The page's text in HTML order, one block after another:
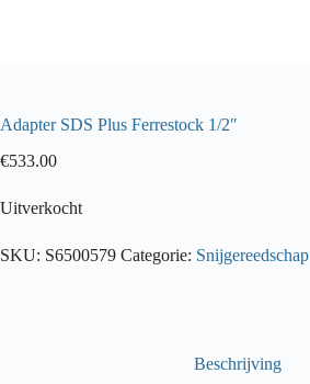
Adapter SDS Plus Ferrestock 1/2″
€533.00
Uitverkocht
SKU: S6500579 Categorie: Snijgereedschap
Beschrijving